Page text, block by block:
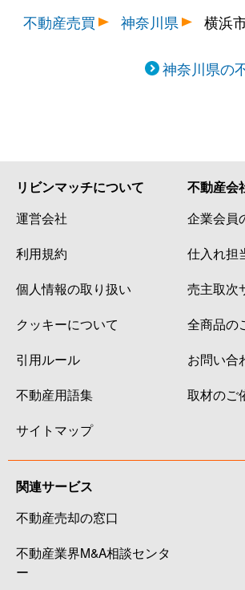
不動産売買
神奈川県 横浜
神奈川県の
リビンマッチについて
運営会社
利用規約
個人情報の取り扱い
クッキーについて
引用ルール
不動産用語集
サイトマップ
不動産会
企業会員
仕入れ担
売主取次
全商品の
お問い合
取材のご
関連サービス
不動産売却の窓口
不動産業界M&A相談センタ
ー